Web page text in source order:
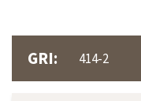
GRI: 414-2